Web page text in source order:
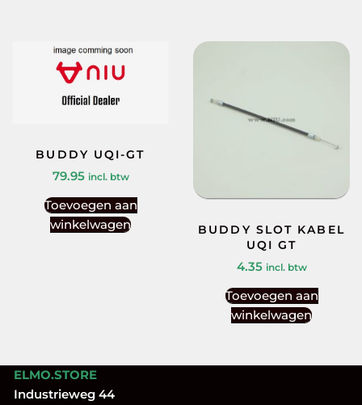
BUDDY UQI-GT
79.95 incl. btw
Toevoegen aan
winkelwagen
BUDDY SLOT KABEL
UQI GT
4.35 incl. btw
Toevoegen aan
winkelwagen
ELMO.STORE
Industrieweg 44